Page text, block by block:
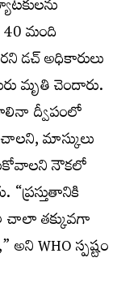
40 మంది
అధికారులు
మృతి చెందారు.
ద్వీపంలో
మాస్కులు
నౌకలో
చాలా తక్కువగా
WHO స్పష్టం